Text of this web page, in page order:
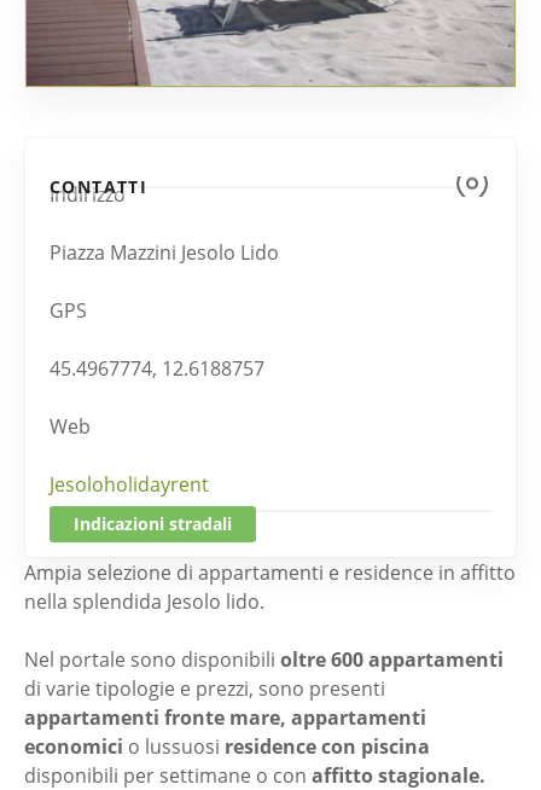
CONTATTI
Indirizzo
Piazza Mazzini Jesolo Lido
GPS
45.4967774, 12.6188757
Web
Jesoloholidayrent
Indicazioni stradali
Ampia selezione di appartamenti e residence in affitto
nella splendida Jesolo lido.
Nel portale sono disponibili oltre 600 appartamenti
di varie tipologie e prezzi, sono presenti
appartamenti fronte mare, appartamenti
economici o lussuosi residence con piscina
disponibili per settimane o con affitto stagionale.